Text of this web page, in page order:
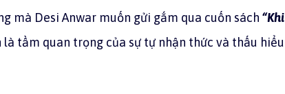
mà Desi Anwar muốn gửi gắm qua cuốn sách “Khi
là tầm quan trọng của sự tự nhận thức và thấu hiểu